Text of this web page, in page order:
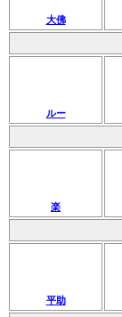
大佛
ルー
楽
平助